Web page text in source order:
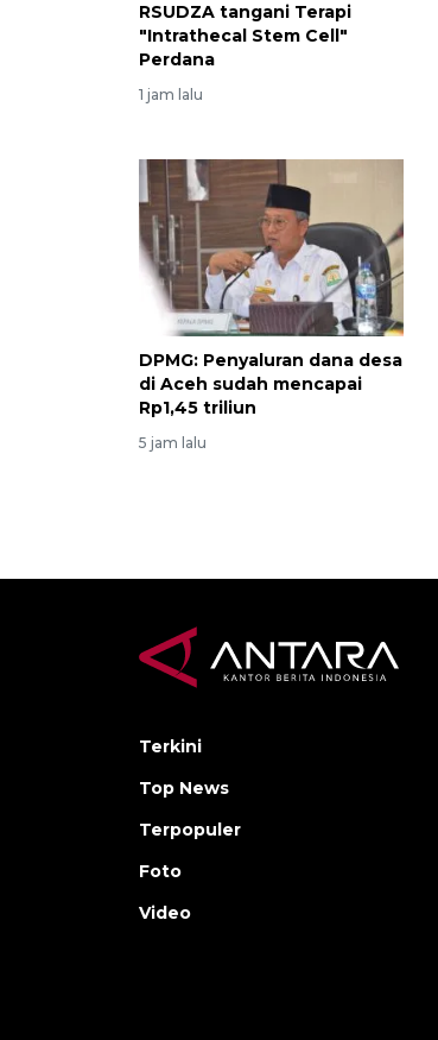
RSUDZA tangani Terapi
"Intrathecal Stem Cell"
Perdana
1 jam lalu
DPMG: Penyaluran dana desa
di Aceh sudah mencapai
Rp1,45 triliun
5 jam lalu
Terkini
Top News
Terpopuler
Foto
Video